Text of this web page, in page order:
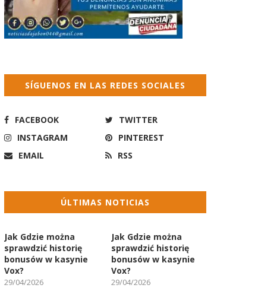
SÍGUENOS EN LAS REDES SOCIALES
FACEBOOK
TWITTER
INSTAGRAM
PINTEREST
EMAIL
RSS
ÚLTIMAS NOTICIAS
Jak Gdzie można
sprawdzić historię
bonusów w kasynie
Vox?
29/04/2026
Jak Gdzie można
sprawdzić historię
bonusów w kasynie
Vox?
29/04/2026